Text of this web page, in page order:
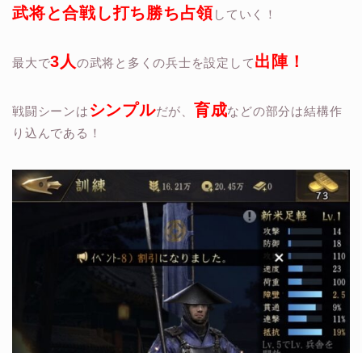
武将と合戦し打ち勝ち占領していく！
最大で3人 の武将と多くの兵士を設定して出陣！
戦闘シーンは シンプルだが、 育成などの部分は結構作
り込んである！